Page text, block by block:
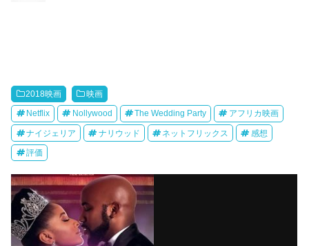
2018映画 映画
Netflix Nollywood The Wedding Party アフリカ映画
ナイジェリア ナリウッド ネットフリックス 感想
評価